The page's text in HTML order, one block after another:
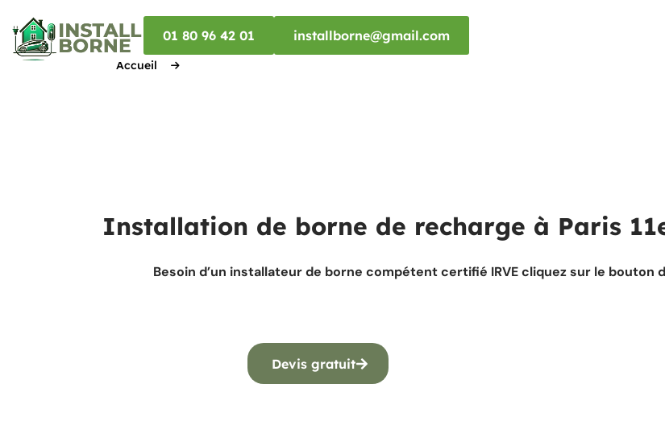
01 80 96 42 01 installborne@gmail.com
Accueil
Installation de borne de recharge à Paris
Besoin d’un installateur de borne compétent certifié IRVE cliquez sur le
Devis gratuit